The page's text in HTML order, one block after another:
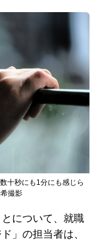
十秒にも1分にも感じら
撮影
について、就職
」の担当者は、